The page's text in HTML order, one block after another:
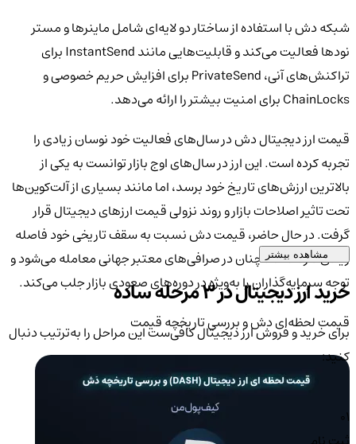
شبکه دش با استفاده از ساختار دو لایه‌ای شامل ماینرها و مستر
نودها فعالیت می‌کند و قابلیت‌هایی مانند InstantSend برای
تراکنش‌های آنی، PrivateSend برای افزایش حریم خصوصی و
ChainLocks برای امنیت بیشتر را ارائه می‌دهد.
قیمت ارز دیجیتال دش در سال‌های فعالیت خود نوسان زیادی را
تجربه کرده است. این ارز در سال‌های اوج بازار توانست به یکی از
بالاترین ارزش‌های تاریخ خود برسد، اما مانند بسیاری از آلت‌کوین‌ها
تحت تاثیر اصلاحات بازار و روند نزولی قیمت ارزهای دیجیتال قرار
گرفت. در حال حاضر، قیمت دش نسبت به سقف تاریخی خود فاصله
زیادی دارد اما همچنان در صرافی‌های معتبر جهانی معامله می‌شود و
توجه سرمایه‌گذاران را به‌ویژه در دوره‌های صعودی بازار جلب می‌کند.
قیمت لحظه‌ای دش و بررسی تاریخچه قیمت
مشاهده بیشتر
خرید ارز دیجیتال در 3 مرحله ساده
برای خرید و فروش ارز دیجیتال کافی‌ست این مراحل را به‌ترتیب دنبال
کنید:
01